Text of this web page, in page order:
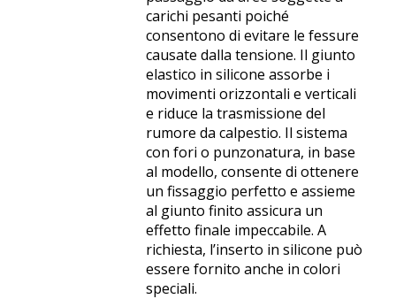
carichi pesanti poiché
consentono di evitare le fessure
causate dalla tensione. Il giunto
elastico in silicone assorbe i
movimenti orizzontali e verticali
e riduce la trasmissione del
rumore da calpestio. Il sistema
con fori o punzonatura, in base
al modello, consente di ottenere
un fissaggio perfetto e assieme
al giunto finito assicura un
effetto finale impeccabile. A
richiesta, l’inserto in silicone può
essere fornito anche in colori
speciali.